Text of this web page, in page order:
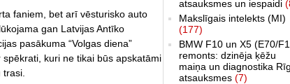
faniem, bet arī vēsturisko auto
gan Latvijas Antīko
pasākuma “Volgas diena”
kuri ne tikai būs apskatāmi
atsauksmes un iespaidi
Makslīgais intelekts (MI)
(177)
BMW F10 un X5 (E70/
remonts: dzinēja ķēžu
maiņa un diagnostika
atsauksmes (7)